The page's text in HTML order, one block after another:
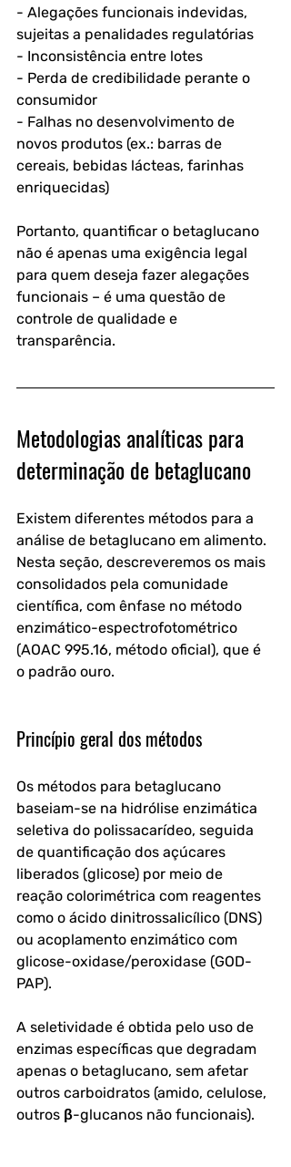
- Alegações funcionais indevidas,
sujeitas a penalidades regulatórias
- Inconsistência entre lotes
- Perda de credibilidade perante o
consumidor
- Falhas no desenvolvimento de
novos produtos (ex.: barras de
cereais, bebidas lácteas, farinhas
enriquecidas)
Portanto, quantificar o betaglucano
não é apenas uma exigência legal
para quem deseja fazer alegações
funcionais – é uma questão de
controle de qualidade e
transparência.
Metodologias analíticas para
determinação de betaglucano
Existem diferentes métodos para a
análise de betaglucano em alimento.
Nesta seção, descreveremos os mais
consolidados pela comunidade
científica, com ênfase no método
enzimático-espectrofotométrico
(AOAC 995.16, método oficial), que é
o padrão ouro.
Princípio geral dos métodos
Os métodos para betaglucano
baseiam-se na hidrólise enzimática
seletiva do polissacarídeo, seguida
de quantificação dos açúcares
liberados (glicose) por meio de
reação colorimétrica com reagentes
como o ácido dinitrossalicílico (DNS)
ou acoplamento enzimático com
glicose-oxidase/peroxidase (GOD-
PAP).
A seletividade é obtida pelo uso de
enzimas específicas que degradam
apenas o betaglucano, sem afetar
outros carboidratos (amido, celulose,
outros β-glucanos não funcionais).